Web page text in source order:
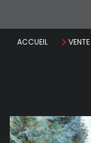
ACCUEIL VENTE